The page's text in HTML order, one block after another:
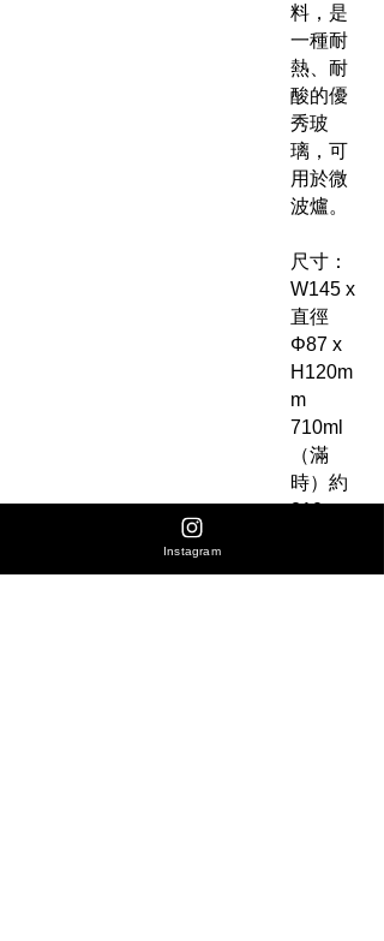
料，是
一種耐
熱、耐
酸的優
秀玻
璃，可
用於微
波爐。
尺寸：
W145 x
直徑
Φ87 x
H120m
m
710ml
（滿
時）約
210g
Instagram